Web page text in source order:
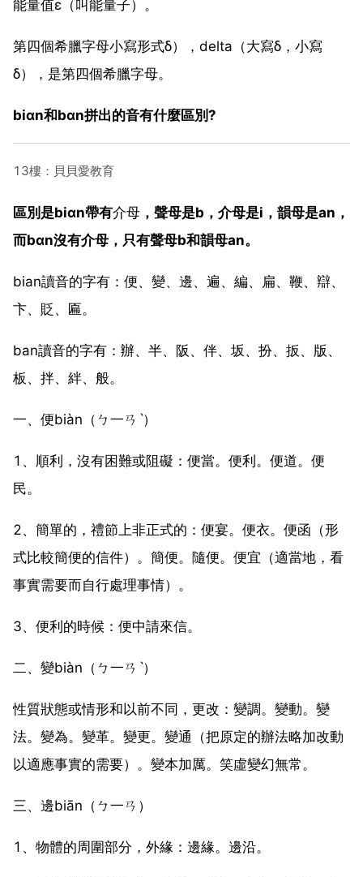
能量值ε（叫能量子）。
第四個希臘字母小寫形式δ），delta（大寫δ，小寫
δ），是第四個希臘字母。
biαn和bαn拼出的音有什麼區別?
13樓：貝貝愛教育
區別是biαn帶有介母 ，聲母是b，介母是i，韻母是an，
而bαn沒有介母，只有聲母b和韻母an。
bian讀音的字有：便、變、邊、遍、編、扁、鞭、辯、
卞、貶、匾。
ban讀音的字有：辦、半、阪、伴、坂、扮、扳、版、
板、拌、絆、般。
一、便biàn（ㄅ一ㄢˋ）
1、順利，沒有困難或阻礙：便當。便利。便道。便
民。
2、簡單的，禮節上非正式的：便宴。便衣。便函（形
式比較簡便的信件）。簡便。隨便。便宜（適當地，看
事實需要而自行處理事情）。
3、便利的時候：便中請來信。
二、變biàn（ㄅ一ㄢˋ）
性質狀態或情形和以前不同，更改：變調。變動。變
法。變為。變革。變更。變通（把原定的辦法略加改動
以適應事實的需要）。變本加厲。笑虛變幻無常。
三、邊biān（ㄅ一ㄢ）
1、物體的周圍部分，外緣：邊緣。邊沿。